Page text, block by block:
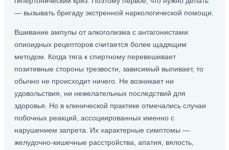
— вызывать бригаду экстренной наркологической помощи.
Вшивание ампулы от алкоголизма с антагонистами
опиоидных рецепторов считается более щадящим
методом. Когда тяга к спиртному перевешивает
позитивные стороны трезвости, зависимый выпивает, то
обычно не происходит ничего. Не возникает ни
удовольствия, ни нежелательных последствий для
здоровья. Но в клинической практике отмечались случаи
побочных реакций, ассоциированных именно с
нарушением запрета. Их характерные симптомы —
желудочно-кишечные расстройства, апатия, вялость,